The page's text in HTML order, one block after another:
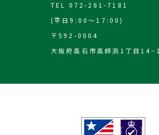
TEL 072-261-7181
(平日9:00～17:00)
〒592-0004
大阪府高石市高師浜1丁目